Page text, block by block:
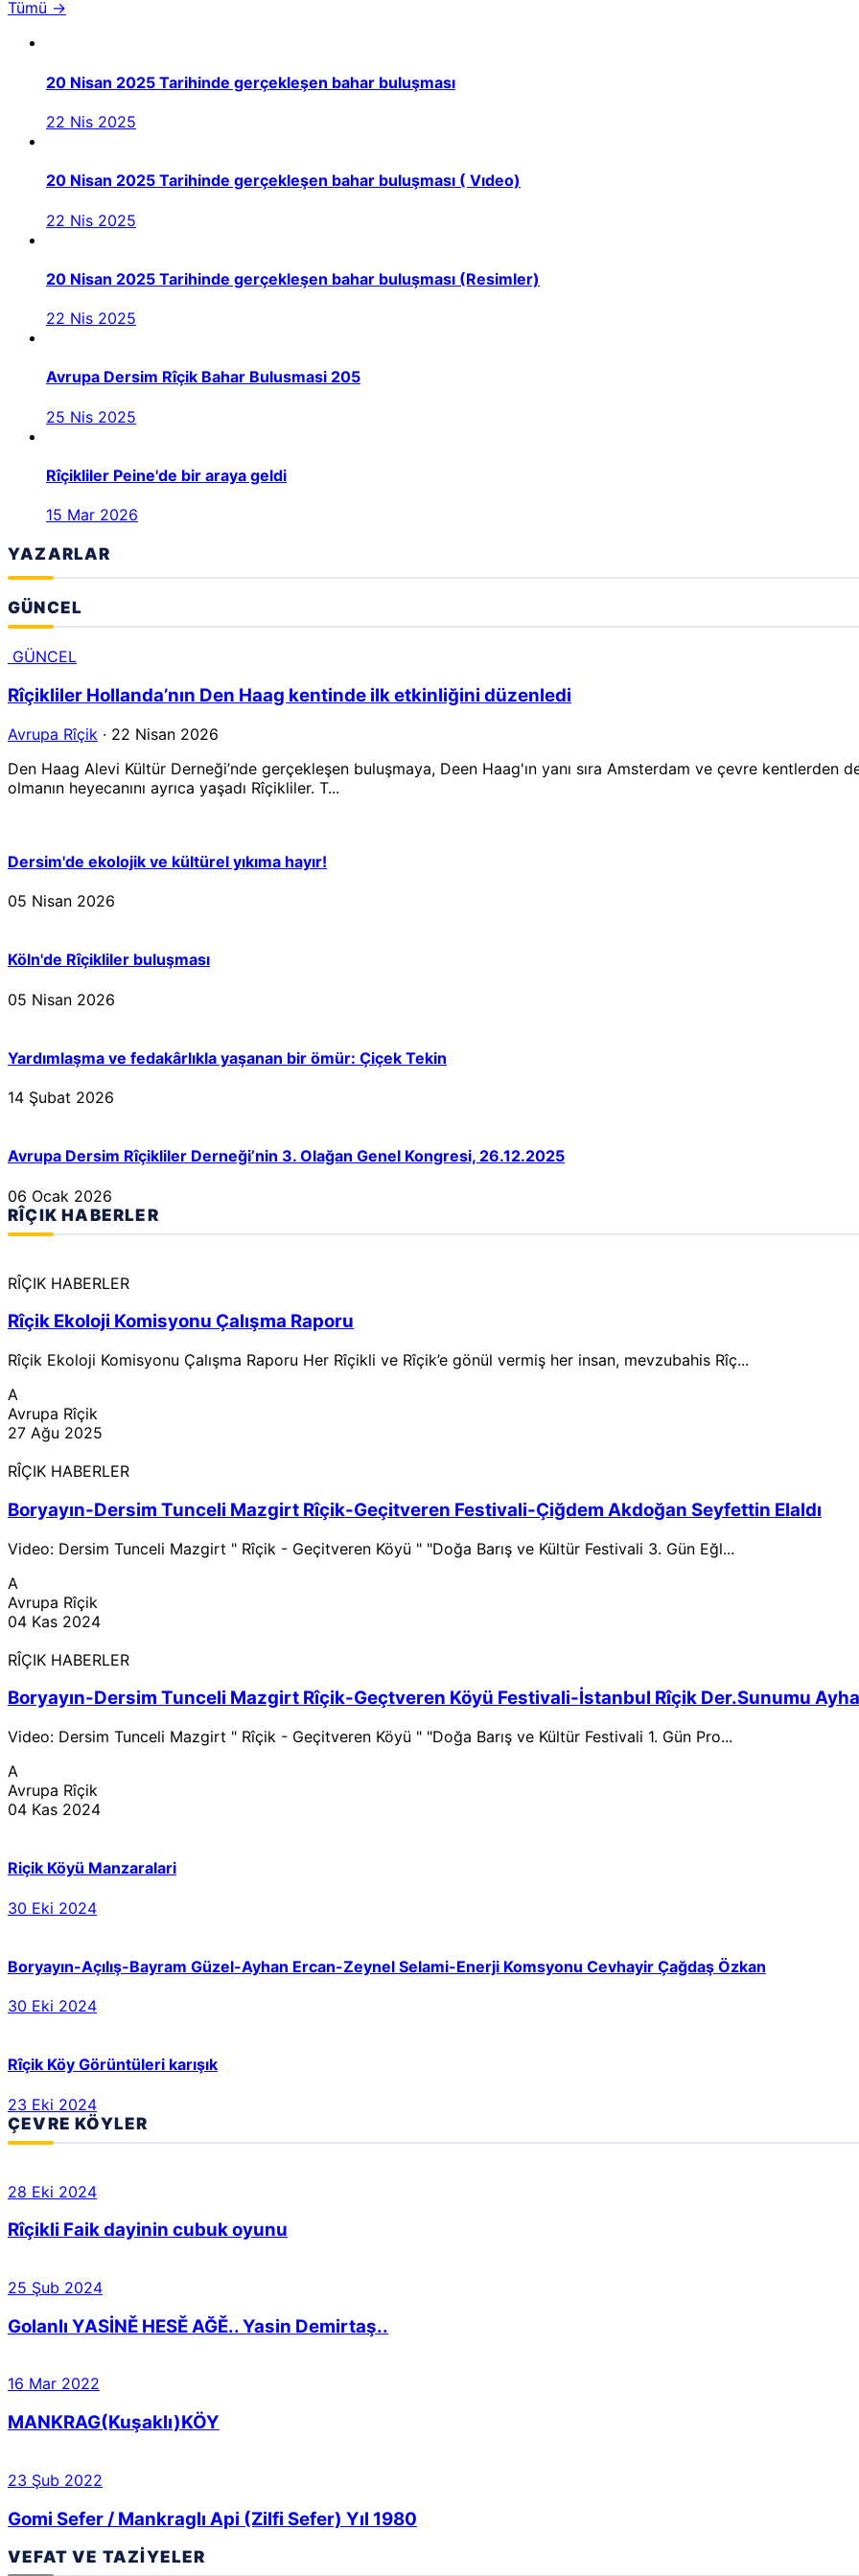
Tümü →
20 Nisan 2025 Tarihinde gerçekleşen bahar buluşması
22 Nis 2025
20 Nisan 2025 Tarihinde gerçekleşen bahar buluşması ( Vıdeo)
22 Nis 2025
20 Nisan 2025 Tarihinde gerçekleşen bahar buluşması (Resimler)
22 Nis 2025
Avrupa Dersim Rîçik Bahar Bulusmasi 205
25 Nis 2025
Rîçikliler Peine'de bir araya geldi
15 Mar 2026
YAZARLAR
GÜNCEL
GÜNCEL
Rîçikliler Hollanda’nın Den Haag kentinde ilk etkinliğini düzenledi
Avrupa Rîçik · 22 Nisan 2026
Den Haag Alevi Kültür Derneği’nde gerçekleşen buluşmaya, Deen Haag'ın yanı sıra Amsterdam ve çevre kentlerden
olmanın heyecanını ayrıca yaşadı Rîçikliler. T...
Dersim'de ekolojik ve kültürel yıkıma hayır!
05 Nisan 2026
Köln'de Rîçikliler buluşması
05 Nisan 2026
Yardımlaşma ve fedakârlıkla yaşanan bir ömür: Çiçek Tekin
14 Şubat 2026
Avrupa Dersim Rîçikliler Derneği’nin 3. Olağan Genel Kongresi, 26.12.2025
06 Ocak 2026
RÎÇIK HABERLER
RÎÇIK HABERLER
Rîçik Ekoloji Komisyonu Çalışma Raporu
Rîçik Ekoloji Komisyonu Çalışma Raporu Her Rîçikli ve Rîçik’e gönül vermiş her insan, mevzubahis Rîç...
A
Avrupa Rîçik
27 Ağu 2025
RÎÇIK HABERLER
Boryayın-Dersim Tunceli Mazgirt Rîçik-Geçitveren Festivali-Çiğdem Akdoğan Seyfettin Elaldı
Video: Dersim Tunceli Mazgirt " Rîçik - Geçitveren Köyü " "Doğa Barış ve Kültür Festivali 3. Gün Eğl...
A
Avrupa Rîçik
04 Kas 2024
RÎÇIK HABERLER
Boryayın-Dersim Tunceli Mazgirt Rîçik-Geçtveren Köyü Festivali-İstanbul Rîçik Der.Sunumu
Video: Dersim Tunceli Mazgirt " Rîçik - Geçitveren Köyü " "Doğa Barış ve Kültür Festivali 1. Gün Pro...
A
Avrupa Rîçik
04 Kas 2024
Riçik Köyü Manzaralari
30 Eki 2024
Boryayın-Açılış-Bayram Güzel-Ayhan Ercan-Zeynel Selami-Enerji Komsyonu Cevhayir Çağdaş Özkan
30 Eki 2024
Rîçik Köy Görüntüleri karışık
23 Eki 2024
ÇEVRE KÖYLER
28 Eki 2024
Rîçikli Faik dayinin cubuk oyunu
25 Şub 2024
Golanlı YASİNĚ HESĚ AĞĚ.. Yasin Demirtaş..
16 Mar 2022
MANKRAG(Kuşaklı)KÖY
23 Şub 2022
Gomi Sefer / Mankraglı Api (Zilfi Sefer) Yıl 1980
VEFAT VE TAZIYELER